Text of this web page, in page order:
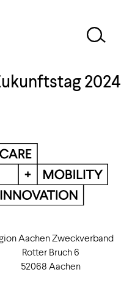
2024
Aachen Zweckverband
Rotter Bruch 6
52068 Aachen